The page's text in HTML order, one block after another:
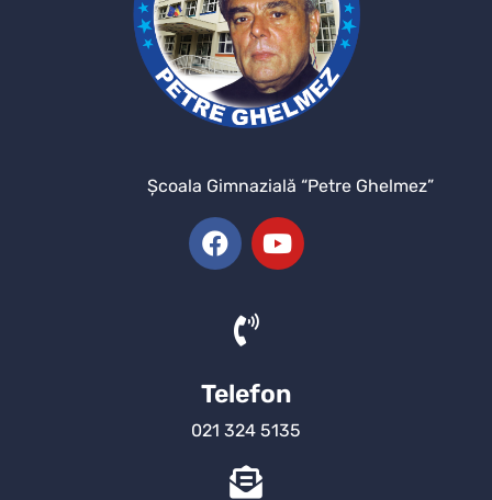
Şcoala Gimnazială “Petre Ghelmez”
Telefon
021 324 5135